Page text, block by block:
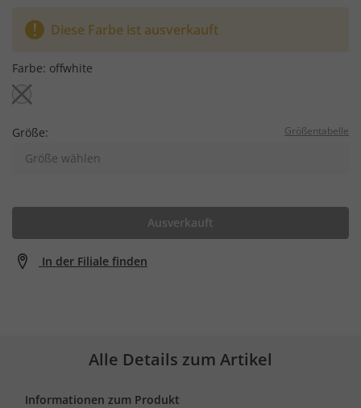
Diese Farbe ist ausverkauft
Farbe: offwhite
Größe: Größentabelle
Größe wählen
Ausverkauft
In der Filiale finden
Alle Details zum Artikel
Informationen zum Produkt